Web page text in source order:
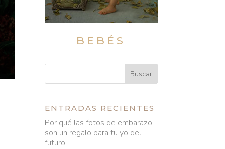
BEBÉS
ENTRADAS RECIENTES
Por qué las fotos de embarazo
son un regalo para tu yo del
futuro